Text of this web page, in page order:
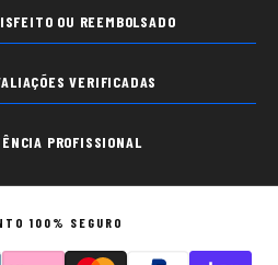
OU REEMBOLSADO
VERIFICADAS
PROFISSIONAL
100% SEGURO